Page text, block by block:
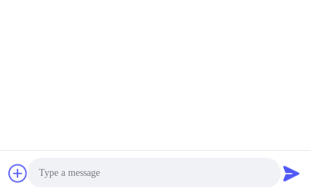
चीन अच्छी गुणवत्ता पार्किंग भुगतान स्टेशन देने वाला। कॉपीराइट © 2014-2026 Shenzhen
Lean Kiosk Systems Co., Ltd. . सर्वाधिकार सुरक्षित।